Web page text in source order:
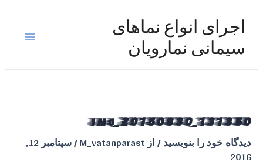
اجرای انواع نماهای
سیمانی نمارویان
Main
img_20160830_131350
دیدگاه‌ خود را بنویسید/ ازM_vatanparast
/ سپتامبر 12,
2016